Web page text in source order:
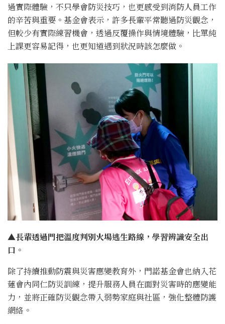
過實際體驗，不只學會防災技巧，也更感受到消防人員工作
的辛苦與重要。基金會表示，許多長輩平常聽過防災觀念，
但較少有實際練習機會，透過反覆操作與情境體驗，比單純
上課更容易記得，也更知道遇到狀況時該怎麼做。
▲長輩透過門把溫度判別火場逃生路線，學習辨識安全出
口。
除了持續推動防震與災害應變教育外，門諾基金會也納入花
蓮會內同仁防災訓練，提升服務人員在面對災害時的應變能
力，並將正確防災觀念帶入弱勢家庭與社區，強化整體防護
網絡。